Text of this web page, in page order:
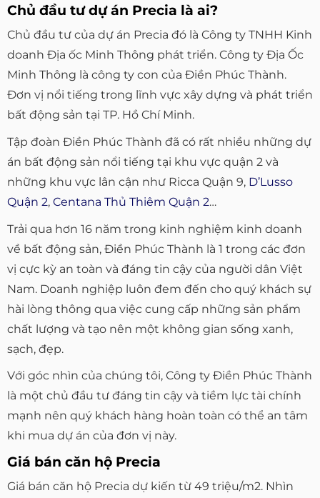
Chủ đầu tư dự án Precia là ai?
Chủ đầu tư của dự án Precia đó là Công ty TNHH Kinh
doanh Địa ốc Minh Thông phát triển. Công ty Địa Ốc
Minh Thông là công ty con của Điền Phúc Thành.
Đơn vị nổi tiếng trong lĩnh vực xây dựng và phát triển
bất động sản tại TP. Hồ Chí Minh.
Tập đoàn Điền Phúc Thành đã có rất nhiều những dự
án bất động sản nổi tiếng tại khu vực quận 2 và
những khu vực lân cận như Ricca Quận 9, D’Lusso
Quận 2, Centana Thủ Thiêm Quận 2…
Trải qua hơn 16 năm trong kinh nghiệm kinh doanh
về bất động sản, Điền Phúc Thành là 1 trong các đơn
vị cực kỳ an toàn và đáng tin cậy của người dân Việt
Nam. Doanh nghiệp luôn đem đến cho quý khách sự
hài lòng thông qua việc cung cấp những sản phẩm
chất lượng và tạo nên một không gian sống xanh,
sạch, đẹp.
Với góc nhìn của chúng tôi, Công ty Điền Phúc Thành
là một chủ đầu tư đáng tin cậy và tiềm lực tài chính
mạnh nên quý khách hàng hoàn toàn có thể an tâm
khi mua dự án của đơn vị này.
Giá bán căn hộ Precia
Giá bán căn hộ Precia dự kiến từ 49 triệu/m2. Nhìn